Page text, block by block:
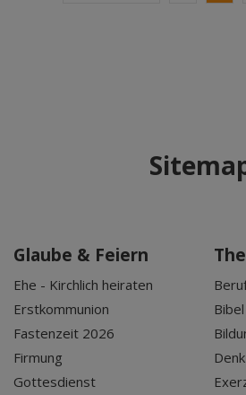
Glaube & Feiern
Ehe - Kirchlich heiraten
Erstkommunion
Fastenzeit 2026
Firmung
Gottesdienst
Bibel